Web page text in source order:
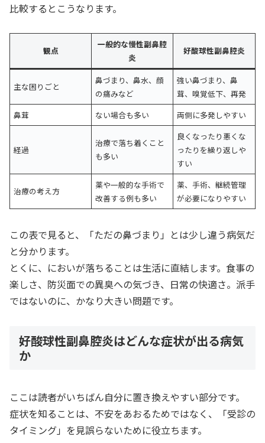
比較するとこうなります。
観点
一般的な慢性副鼻腔
炎
好酸球性副鼻腔炎
主な困りごと
鼻づまり、鼻水、顔
の痛みなど
強い鼻づまり、鼻
茸、嗅覚低下、再発
鼻茸
ない場合も多い 両側に多発しやすい
経過
治療で落ち着くこと
も多い
良くなったり悪くな
ったりを繰り返しや
すい
治療の考え方
薬や一般的な手術で
改善する例も多い
薬、手術、継続管理
が必要になりやすい
この表で見ると、「ただの鼻づまり」とは少し違う病気だ
と分かります。
とくに、においが落ちることは生活に直結します。食事の
楽しさ、防災面での異臭への気づき、日常の快適さ。派手
ではないのに、かなり大きい問題です。
好酸球性副鼻腔炎はどんな症状が出る病気
か
ここは読者がいちばん自分に置き換えやすい部分です。
症状を知ることは、不安をあおるためではなく、「受診の
タイミング」を見誤らないために役立ちます。